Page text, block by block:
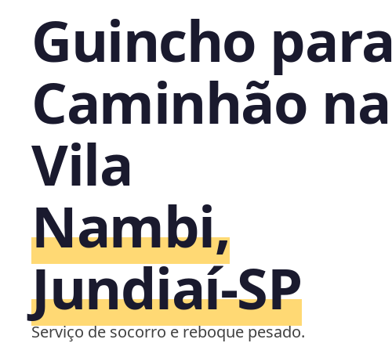
Guincho para
Caminhão na
Vila
Nambi,
Jundiaí‑SP
Serviço de socorro e reboque pesado.